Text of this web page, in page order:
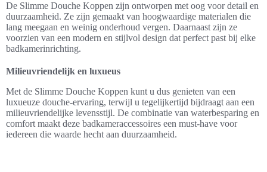
De Slimme Douche Koppen zijn ontworpen met oog voor detail en
duurzaamheid. Ze zijn gemaakt van hoogwaardige materialen die
lang meegaan en weinig onderhoud vergen. Daarnaast zijn ze
voorzien van een modern en stijlvol design dat perfect past bij elke
badkamerinrichting.
Milieuvriendelijk en luxueus
Met de Slimme Douche Koppen kunt u dus genieten van een
luxueuze douche-ervaring, terwijl u tegelijkertijd bijdraagt aan een
milieuvriendelijke levensstijl. De combinatie van waterbesparing en
comfort maakt deze badkameraccessoires een must-have voor
iedereen die waarde hecht aan duurzaamheid.